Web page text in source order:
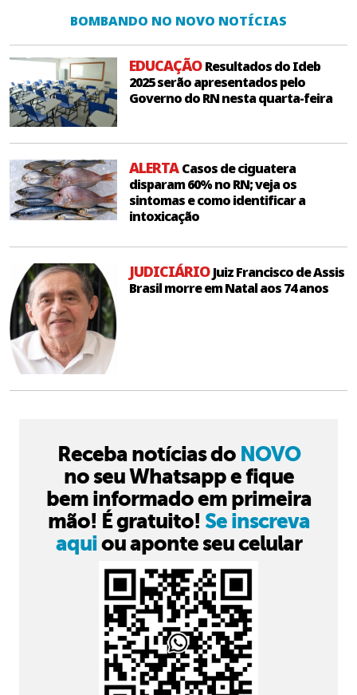
BOMBANDO NO NOVO NOTÍCIAS
EDUCAÇÃOResultados do Ideb
2025 serão apresentados pelo
Governo do RN nesta quarta-feira
ALERTACasos de ciguatera
disparam 60% no RN; veja os
sintomas e como identificar a
intoxicação
JUDICIÁRIOJuiz Francisco de Assis
Brasil morre em Natal aos 74 anos
Receba notícias do NOVO
no seu Whatsapp e fique
bem informado em primeira
mão! É gratuito! Se inscreva
aquiou aponte seu celular